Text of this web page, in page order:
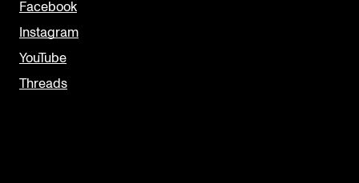
Facebook
Instagram
YouTube
Threads